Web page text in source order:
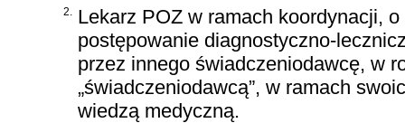
2.
Lekarz POZ w ramach koordynacji,
postępowanie diagnostyczno-
przez innego świadczeniodawcę, w
„świadczeniodawcą”, w ramach
wiedzą medyczną.